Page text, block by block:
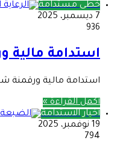
خطى مستدامة
7 ديسمبر، 2025
936
استدامة مالية
استدامة مالية ورقمنة
أكمل القراءة »
أخبار الاستدامة
19 نوفمبر، 2025
794